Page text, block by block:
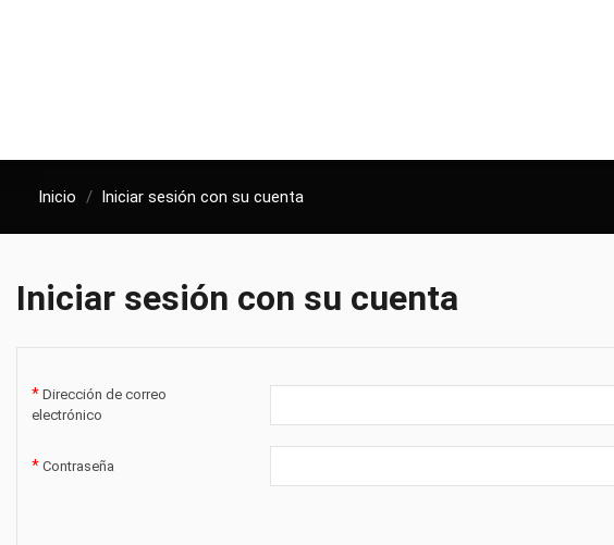
Inicio Iniciar sesión con su cuenta
Iniciar sesión con su cuenta
Dirección de correo
electrónico
Contraseña